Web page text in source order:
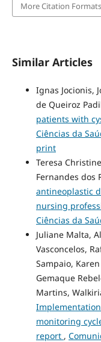
More Citation Formats
Similar Articles
Ignas Jocionis,
de Queiroz
patients with
Ciências da
print
Teresa
Fernandes dos
antineoplastic
nursing
Ciências da
Juliane Malta,
Vasconcelos,
Sampaio,
Gemaque
Martins,
monitoring
report ,